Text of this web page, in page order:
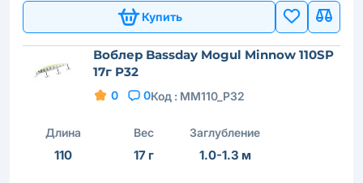
Купить
Воблер Bassday Mogul Minnow 110SP
17г P32
0 0Код : MM110_P32
Длина
110
Вес
17 г
Заглубление
1.0-1.3 м